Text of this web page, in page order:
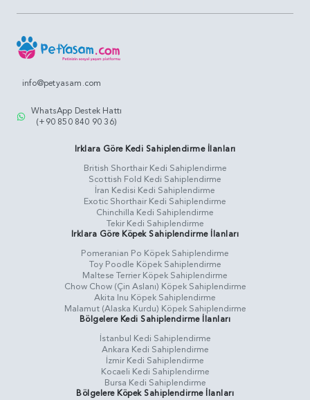
info@petyasam.com
WhatsApp Destek Hattı
(+90 850 840 90 36)
Irklara Göre Kedi Sahiplendirme İlanları
British Shorthair Kedi Sahiplendirme
Scottish Fold Kedi Sahiplendirme
İran Kedisi Kedi Sahiplendirme
Exotic Shorthair Kedi Sahiplendirme
Chinchilla Kedi Sahiplendirme
Tekir Kedi Sahiplendirme
Irklara Göre Köpek Sahiplendirme İlanları
Pomeranian Po Köpek Sahiplendirme
Toy Poodle Köpek Sahiplendirme
Maltese Terrier Köpek Sahiplendirme
Chow Chow (Çin Aslanı) Köpek Sahiplendirme
Akita Inu Köpek Sahiplendirme
Malamut (Alaska Kurdu) Köpek Sahiplendirme
Bölgelere Kedi Sahiplendirme İlanları
İstanbul Kedi Sahiplendirme
Ankara Kedi Sahiplendirme
İzmir Kedi Sahiplendirme
Kocaeli Kedi Sahiplendirme
Bursa Kedi Sahiplendirme
Bölgelere Köpek Sahiplendirme İlanları